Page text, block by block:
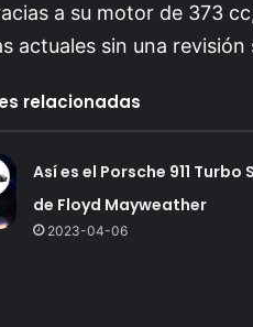
a su motor de 373
actuales sin una
relacionadas
Así es el Porsche 911 Turbo S
de Floyd Mayweather
2023-04-06